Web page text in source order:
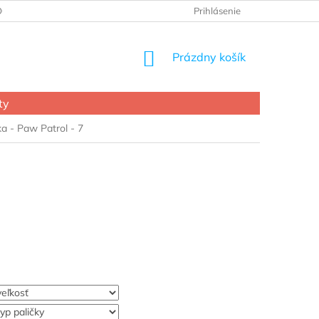
OSOBNÝCH ÚDAJOV Prihlásenie
NÁKUPNÝ
Prázdny košík
- Paw Patrol - 7